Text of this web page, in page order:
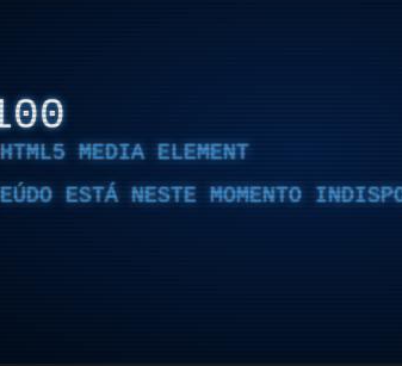
MEDIA ELEMENT
ESTÁ NESTE MOMENTO